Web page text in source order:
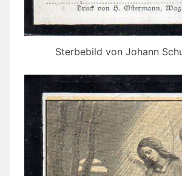
Sterbebild von Johann